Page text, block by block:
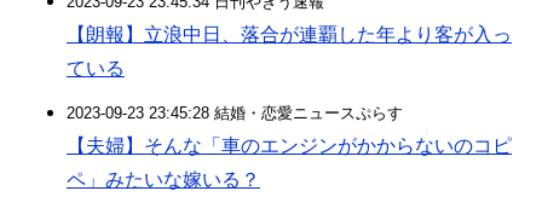
【朗報】立浪中日、落合が連覇した年より客が入っ
ている
2023-09-23 23:45:28 結婚・恋愛ニュースぷらす
【夫婦】そんな「車のエンジンがかからないのコピ
ペ」みたいな嫁いる？